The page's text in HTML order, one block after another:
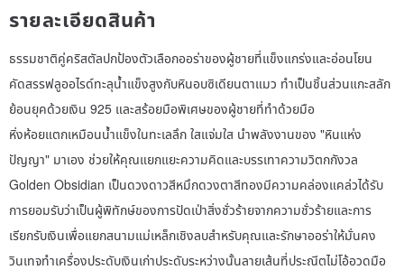
รายละเอียดสินค้า
ธรรมชาติคู่คริสตัลปกป้องตัวเลือกออร่าของผู้ชายที่แข็งแกร่งและอ่อนโยน
คัดสรรฟลูออไรด์ทะลุน้ําแข็งสูงกับหินอบซิเดียนตาแมว ทําเป็นชิ้นส่วนแกะสลัก
ย้อนยุคด้วยเงิน 925 และสร้อยมือพิเศษของผู้ชายที่ทําด้วยมือ
หิ่งห้อยแตกเหมือนน้ําแข็งในทะเลลึก ใสแจ่มใส นําพลังงานของ "หินแห่ง
ปัญญา" มาเอง ช่วยให้คุณแยกแยะความคิดและบรรเทาความวิตกกังวล
Golden Obsidian เป็นดวงดาวสีหมึกดวงตาสีทองมีความคล่องแคล่วได้รับ
การยอมรับว่าเป็นผู้พิทักษ์ของการปัดเป่าสิ่งชั่วร้ายจากความชั่วร้ายและการ
เรียกรับเงินเพื่อแยกสนามแม่เหล็กเชิงลบสำหรับคุณและรักษาออร่าให้มั่นคง
วินเทจทำเครื่องประดับเงินเก่าประดับระหว่างนั้นลายเส้นที่ประณีตไม่โอ้อวดมือ